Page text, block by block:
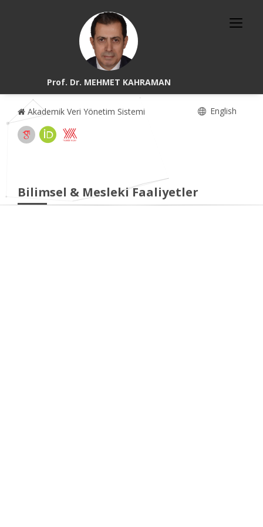
Prof. Dr. MEHMET KAHRAMAN
Akademik Veri Yönetim Sistemi English
Bilimsel & Mesleki Faaliyetler